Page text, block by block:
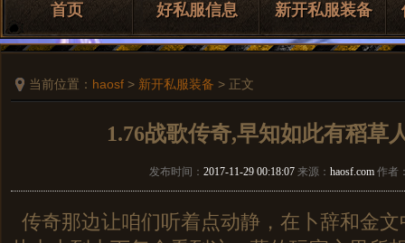
首页 好私服信息 新开私服装备
当前位置： haosf > 新开私服装备 > 正文
1.76战歌传奇,早知如此有稻草
发布时间： 2017-11-29 00:18:07 来源： haosf.com 作者
传奇那边让咱们听着点动静，在卜辞和金